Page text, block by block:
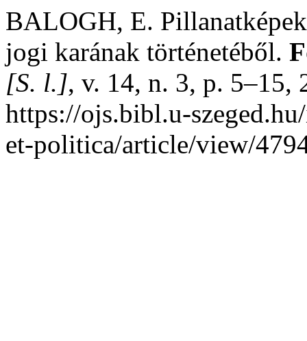
BALOGH, E.
jogi karának történetéből.
[S. l.], v. 14, n. 3, p. 5–15,
https://ojs.bibl.u-
et-politica/article/view/